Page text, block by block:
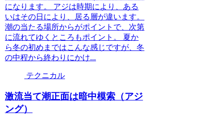
になります。 アジは時期により、ある
いはその日により、居る層が違います。
潮の当たる場所からがポイントで、次第
に流れてゆくところもポイント。 夏か
ら冬の初めまではこんな感じですが、冬
の中程から終わりにかけ...
テクニカル
激流当て潮正面は暗中模索（アジ
ング）